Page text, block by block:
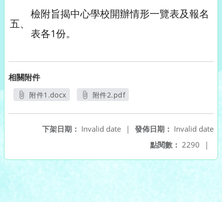
五、
檢附旨揭中心學校開辦情形一覽表及報名
表各1份。
相關附件
附件1.docx
附件2.pdf
發佈日期： Invalid date
下架日期： Invalid date
|
點閱數： 2290 |